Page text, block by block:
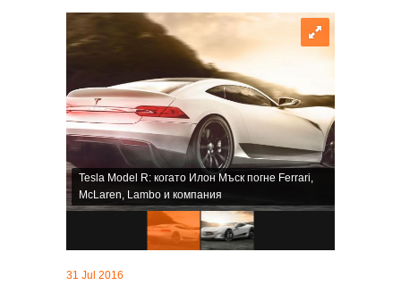
Tesla Model R: когато Илон Мъск погне Ferrari,
McLaren, Lambo и компания
31 Jul 2016